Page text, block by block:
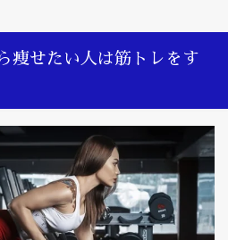
痩せたい人は筋トレをす